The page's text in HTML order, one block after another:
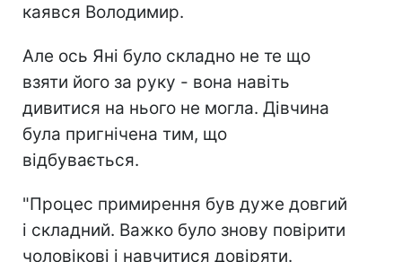
каявся Володимир.
Але ось Яні було складно не те що
взяти його за руку - вона навіть
дивитися на нього не могла. Дівчина
була пригнічена тим, що
відбувається.
"Процес примирення був дуже довгий
і складний. Важко було знову повірити
чоловікові і навчитися довіряти.